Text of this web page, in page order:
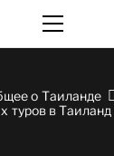
Menu
о Таиланде
туров в Таиланд